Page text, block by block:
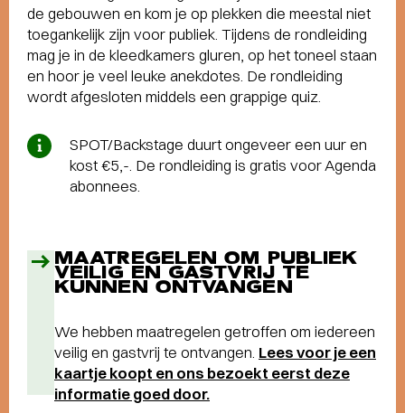
de gebouwen en kom je op plekken die meestal niet
toegankelijk zijn voor publiek. Tijdens de rondleiding
mag je in de kleedkamers gluren, op het toneel staan
en hoor je veel leuke anekdotes. De rondleiding
wordt afgesloten middels een grappige quiz.
SPOT/Backstage duurt ongeveer een uur en
kost €5,-. De rondleiding is gratis voor Agenda
abonnees.
MAATREGELEN OM PUBLIEK
VEILIG EN GASTVRIJ TE
KUNNEN ONTVANGEN
We hebben maatregelen getroffen om iedereen
veilig en gastvrij te ontvangen. Lees voor je een
kaartje koopt en ons bezoekt eerst deze
informatie goed door.